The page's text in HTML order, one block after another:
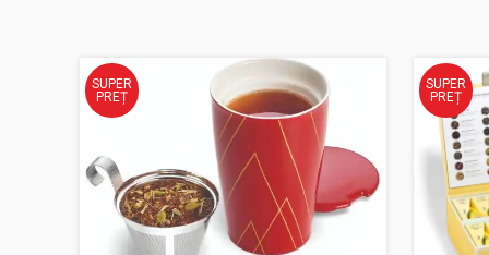
SUPER
PREȚ
SUPER
PREȚ